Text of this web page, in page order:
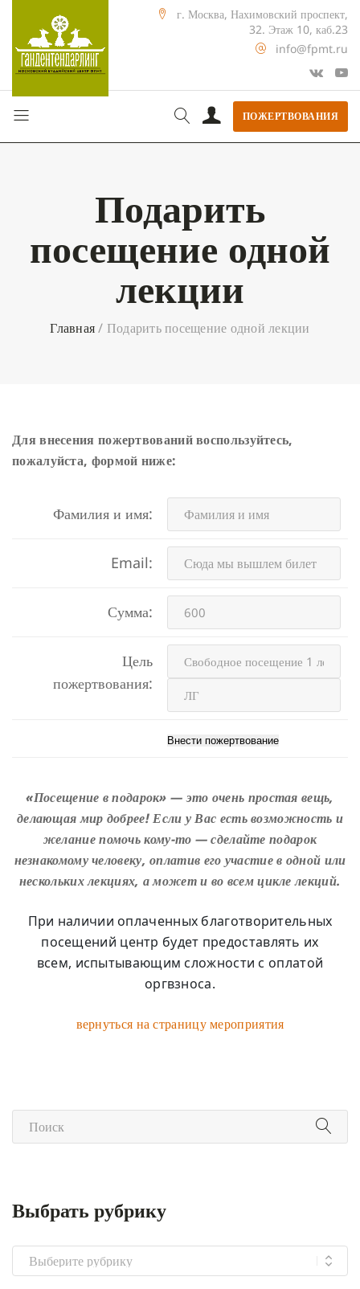
г. Москва, Нахимовский проспект,
32. Этаж 10, каб.23
info@fpmt.ru
ПОЖЕРТВОВАНИЯ
Подарить
посещение одной
лекции
Главная/ Подарить посещение одной лекции
Для внесения пожертвований воспользуйтесь,
пожалуйста, формой ниже:
Фамилия и имя:
Email:
Сумма:
Цель
пожертвования:
«Посещение в подарок» — это очень простая вещь,
делающая мир добрее!Если у Вас есть возможность и
желание помочь кому-то — сделайте подарок
незнакомому человеку, оплатив его участие в одной или
нескольких лекциях, а может и во всем цикле лекций.
При наличии оплаченных благотворительных
посещений центр будет предоставлять их
всем, испытывающим сложности с оплатой
оргвзноса.
вернуться на страницу мероприятия
Выбрать рубрику
Выбрать
рубрику